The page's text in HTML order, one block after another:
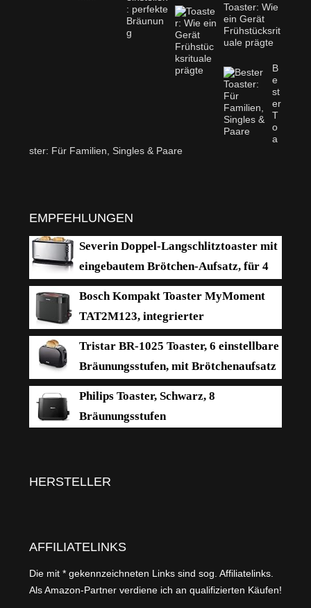
Toaster: Wie
ein Gerät
Frühstücksrit
uale prägte
B
e
st
er
T
o
a
ster: Für Familien, Singles & Paare
EMPFEHLUNGEN
Severin Doppel-Langschlitztoaster mit
eingebautem Brötchen-Aufsatz, für 4
Brotscheiben, Brotscheibenzentrierung,
Aufwärm- und Defroster-Stufe, Edelstahl
gebürstet, schwarz, 1.400 W, AT 2509
Bosch Kompakt Toaster MyMoment
TAT2M123, integrierter
Brötchenaufsatz, mit Auftaufunktion,
mit Abschaltautomatik, Liftfunktion,
Brotzentrierung, perfekt für 2 Scheiben, 800
Watt, Schwarz matt
Tristar BR-1025 Toaster, 6 einstellbare
Bräunungsstufen, mit Brötchenaufsatz
und herausnehmbarem Krümelfach
Philips Toaster, Schwarz, 8
Bräunungsstufen
HERSTELLER
AFFILIATELINKS
Die mit * gekennzeichneten Links sind sog. Affiliatelinks.
Als Amazon-Partner verdiene ich an qualifizierten Käufen!